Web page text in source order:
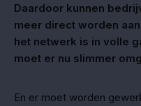
Daardoor kunnen
meer direct worden
het netwerk is in volle
moet er nu slimmer
En er moet worden